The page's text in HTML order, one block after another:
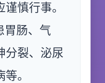
慎行事。
胃肠、气
分裂、泌尿
。